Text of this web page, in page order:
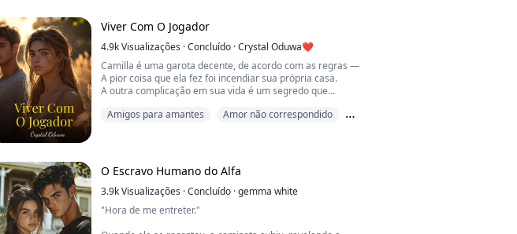
homem cruel, se...
Viver Com O Jogador
4.9kVisualizações ·Concluído ·Crystal Oduwa❤️
Camilla é uma garota decente, de acordo com as regras —
A pior coisa que ela fez foi incendiar sua própria casa.
A outra complicação em sua vida é um segredo que
O absurdo é que Camilla é obrigada a se mudar para a
Ne...
Amigos para amantes
Amor não correspondido
O Escravo Humano do Alfa
3.9kVisualizações ·Concluído ·gemma white
"Hora de me entreter."